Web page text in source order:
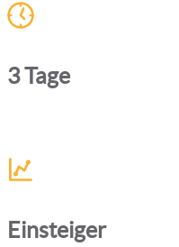
3 Tage
Einsteiger